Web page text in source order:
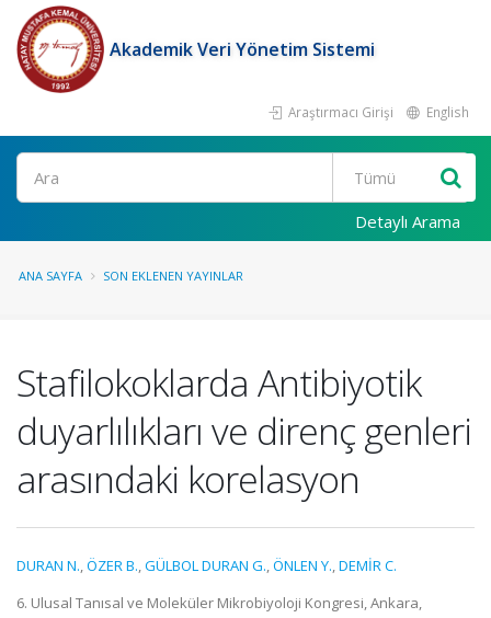
Akademik Veri Yönetim Sistemi
Araştırmacı Girişi English
Ara
Detaylı Arama
ANA SAYFA SON EKLENEN YAYINLAR
Stafilokoklarda Antibiyotik
duyarlılıkları ve direnç genleri
arasındaki korelasyon
DURAN N.,ÖZER B.,GÜLBOL DURAN G.,ÖNLEN Y.,DEMİR C.
6. Ulusal Tanısal ve Moleküler Mikrobiyoloji Kongresi, Ankara,